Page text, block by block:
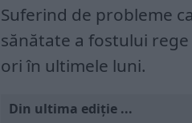
Suferind de probleme
sănătate a fostului
ori în ultimele luni.
Din ultima ediție ...